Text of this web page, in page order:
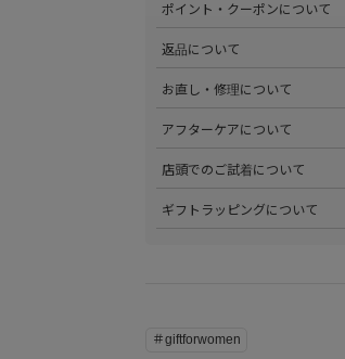
・クレジットカード払い（
・PayPay
分割払いやご利用可能なクレ
ポイント・クーポンについて
す。
発行中のクーポンはマイペー
返品について
確認ください。
お直し・修理について
>修理については内容を確認
詳しくはこちらをご覧ください
アフターケアについて
店頭でのご試着について
くはこちらをご覧ください。
ギフトラッピングについて
＃giftforwomen